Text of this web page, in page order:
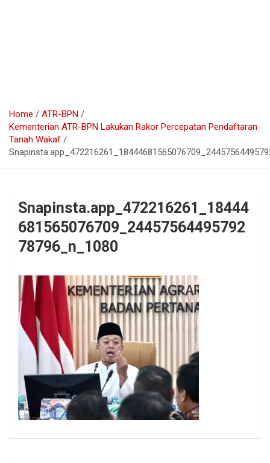
Home
ATR-BPN
Kementerian ATR-BPN Lakukan Rakor Percepatan Pendaftaran
Tanah Wakaf
Snapinsta.app_472216261_18444
681565076709_24457564495792
78796_n_1080